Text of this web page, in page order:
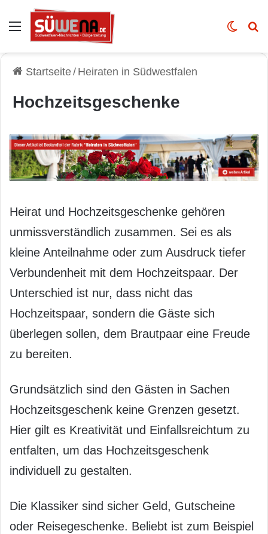
Auswahl Skin
Startseite/ Heiraten in Südwestfalen
Hochzeitsgeschenke
Heirat und Hochzeitsgeschenke gehören
unmissverständlich zusammen. Sei es als
kleine Anteilnahme oder zum Ausdruck tiefer
Verbundenheit mit dem Hochzeitspaar. Der
Unterschied ist nur, dass nicht das
Hochzeitspaar, sondern die Gäste sich
überlegen sollen, dem Brautpaar eine Freude
zu bereiten.
Grundsätzlich sind den Gästen in Sachen
Hochzeitsgeschenk keine Grenzen gesetzt.
Hier gilt es Kreativität und Einfallsreichtum zu
entfalten, um das Hochzeitsgeschenk
individuell zu gestalten.
Die Klassiker sind sicher Geld, Gutscheine
oder Reisegeschenke. Beliebt ist zum Beispiel